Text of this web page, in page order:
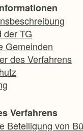
der TG
Gemeinden
des Verfahrens
Verfahrens
Beteiligung von